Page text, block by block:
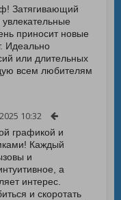
Затягивающий
приносит новые
Идеально
или длительных
всем любителям
10:32
графикой и
Каждый
и
а
интерес.
и скоротать